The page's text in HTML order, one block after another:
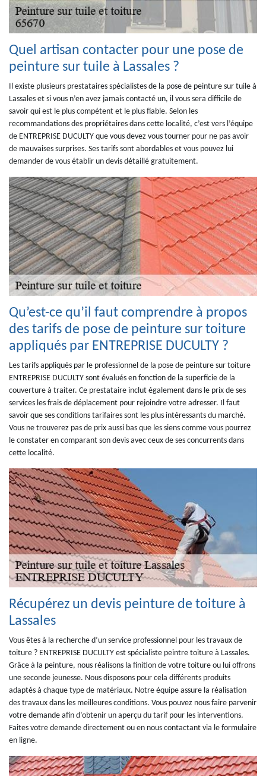
Quel artisan contacter pour une pose de
peinture sur tuile à Lassales ?
Il existe plusieurs prestataires spécialistes de la pose de peinture sur tuile à
Lassales et si vous n’en avez jamais contacté un, il vous sera difficile de
savoir qui est le plus compétent et le plus fiable. Selon les
recommandations des propriétaires dans cette localité, c’est vers l’équipe
de ENTREPRISE DUCULTY que vous devez vous tourner pour ne pas avoir
de mauvaises surprises. Ses tarifs sont abordables et vous pouvez lui
demander de vous établir un devis détaillé gratuitement.
Qu’est-ce qu’il faut comprendre à propos
des tarifs de pose de peinture sur toiture
appliqués par ENTREPRISE DUCULTY ?
Les tarifs appliqués par le professionnel de la pose de peinture sur toiture
ENTREPRISE DUCULTY sont évalués en fonction de la superficie de la
couverture à traiter. Ce prestataire inclut également dans le prix de ses
services les frais de déplacement pour rejoindre votre adresser. Il faut
savoir que ses conditions tarifaires sont les plus intéressants du marché.
Vous ne trouverez pas de prix aussi bas que les siens comme vous pourrez
le constater en comparant son devis avec ceux de ses concurrents dans
cette localité.
Récupérez un devis peinture de toiture à
Lassales
Vous êtes à la recherche d’un service professionnel pour les travaux de
toiture ? ENTREPRISE DUCULTY est spécialiste peintre toiture à Lassales.
Grâce à la peinture, nous réalisons la finition de votre toiture ou lui offrons
une seconde jeunesse. Nous disposons pour cela différents produits
adaptés à chaque type de matériaux. Notre équipe assure la réalisation
des travaux dans les meilleures conditions. Vous pouvez nous faire parvenir
votre demande afin d’obtenir un aperçu du tarif pour les interventions.
Faites votre demande directement ou en nous contactant via le formulaire
en ligne.